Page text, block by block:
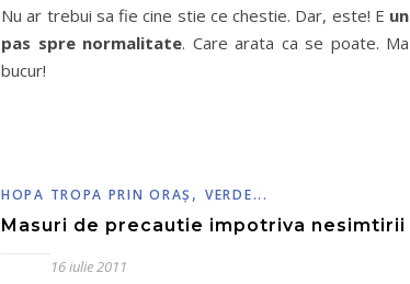
Nu ar trebui sa fie cine stie ce chestie. Dar, este! E un
pas spre normalitate. Care arata ca se poate. Ma
bucur!
HOPA TROPA PRIN ORAŞ , VERDE...
Masuri de precautie impotriva nesimtirii
16 iulie 2011